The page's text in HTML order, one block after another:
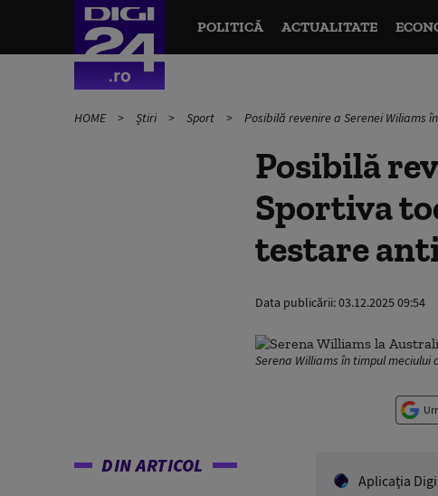
POLITICĂ ACTUALITATE
HOME Știri Sport Posibilă revenire a Serenei Wiliams
Posibilă
Sportiva
testare
Data publicării:03.12.2025 09:54
Serena Williams în timpul meciului
DIN ARTICOL
Aplicaţia